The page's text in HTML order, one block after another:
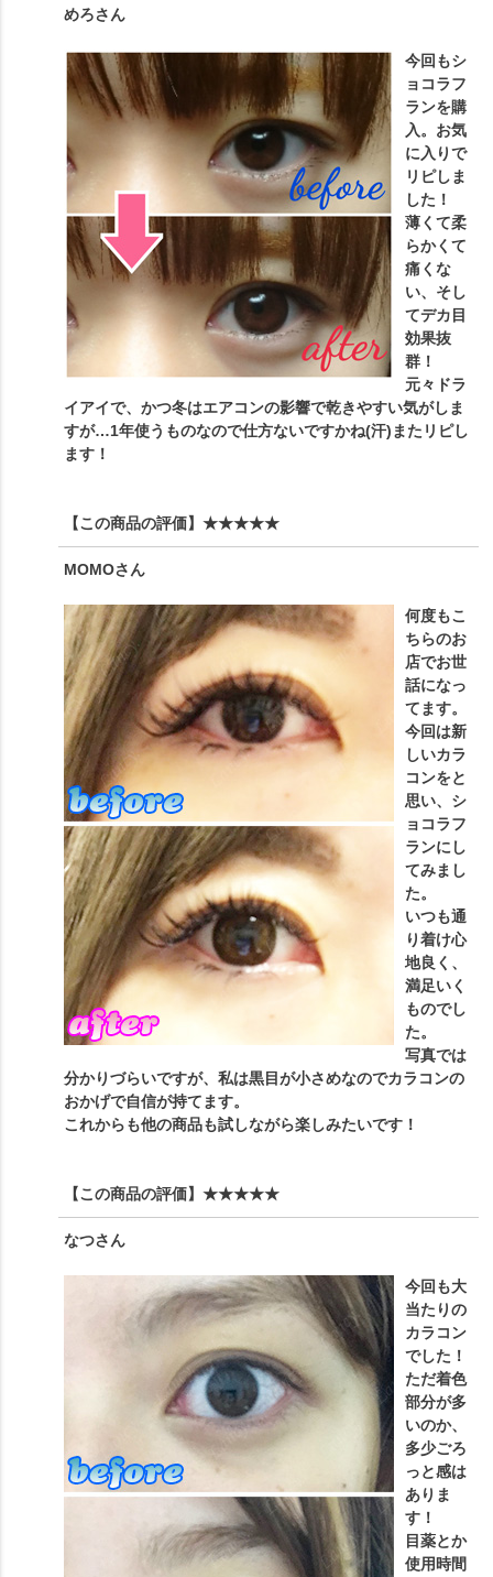
めろさん
今回もシ
ョコラフ
ランを購
入。お気
に入りで
リピしま
した！
薄くて柔
らかくて
痛くな
い、そし
てデカ目
効果抜
群！
元々ドラ
イアイで、かつ冬はエアコンの影響で乾きやすい気がしま
すが…1年使うものなので仕方ないですかね(汗)またリピし
ます！
【この商品の評価】 ★★★★★
MOMOさん
何度もこ
ちらのお
店でお世
話になっ
てます。
今回は新
しいカラ
コンをと
思い、シ
ョコラフ
ランにし
てみまし
た。
いつも通
り着け心
地良く、
満足いく
ものでし
た。
写真では
分かりづらいですが、私は黒目が小さめなのでカラコンの
おかげで自信が持てます。
これからも他の商品も試しながら楽しみたいです！
【この商品の評価】 ★★★★★
なつさん
今回も大
当たりの
カラコン
でした！
ただ着色
部分が多
いのか、
多少ごろ
っと感は
ありま
す！
目薬とか
使用時間